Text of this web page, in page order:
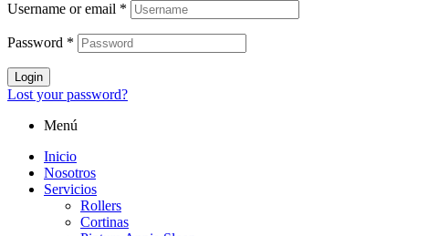
Username or email *
Password *
Login
Lost your password?
Menú
Inicio
Nosotros
Servicios
Rollers
Cortinas